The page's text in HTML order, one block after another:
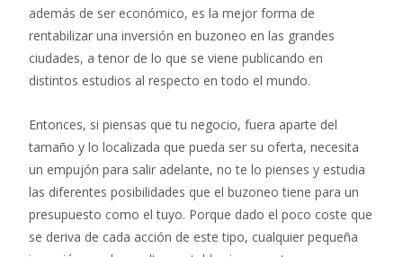
además de ser económico, es la mejor forma de
rentabilizar una inversión en buzoneo en las grandes
ciudades, a tenor de lo que se viene publicando en
distintos estudios al respecto en todo el mundo.
Entonces, si piensas que tu negocio, fuera aparte del
tamaño y lo localizada que pueda ser su oferta, necesita
un empujón para salir adelante, no te lo pienses y estudia
las diferentes posibilidades que el buzoneo tiene para un
presupuesto como el tuyo. Porque dado el poco coste que
se deriva de cada acción de este tipo, cualquier pequeña